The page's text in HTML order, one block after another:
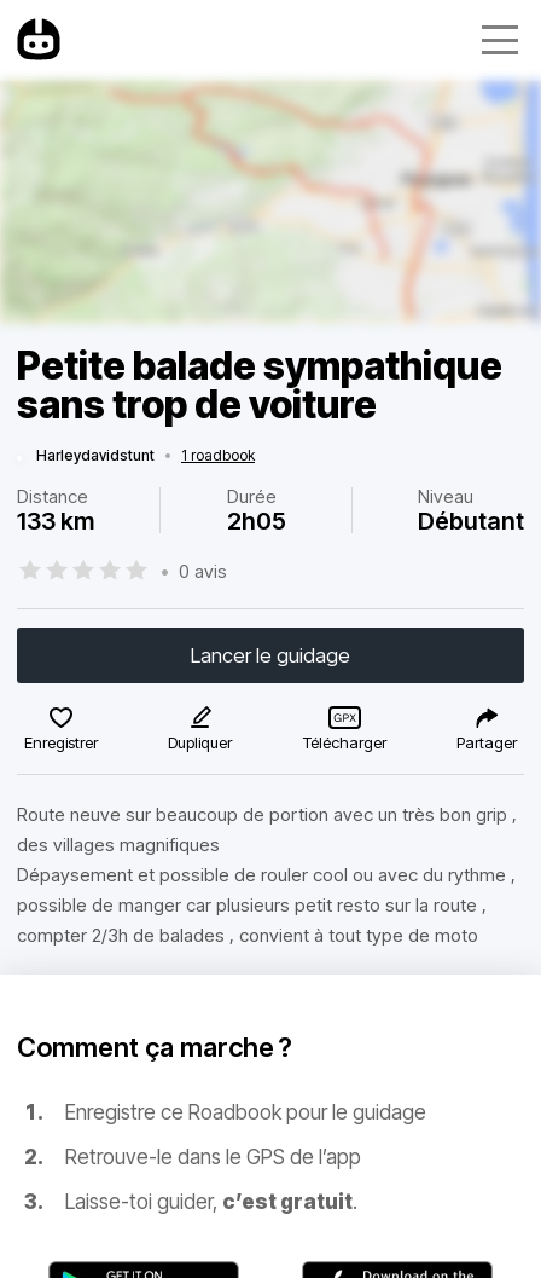
Petite balade sympathique
sans trop de voiture
Harleydavidstunt • 1 roadbook
Distance
133 km
Durée
2h05
Niveau
Débutant
• 0 avis
Lancer le guidage
Enregistrer Dupliquer Télécharger Partager
Route neuve sur beaucoup de portion avec un très bon grip ,
des villages magnifiques
Dépaysement et possible de rouler cool ou avec du rythme ,
possible de manger car plusieurs petit resto sur la route ,
compter 2/3h de balades , convient à tout type de moto
Comment ça marche ?
Enregistre ce Roadbook pour le guidage
Retrouve-le dans le GPS de l’app
Laisse-toi guider, c’est gratuit.